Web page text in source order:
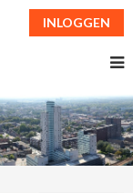
INLOGGEN